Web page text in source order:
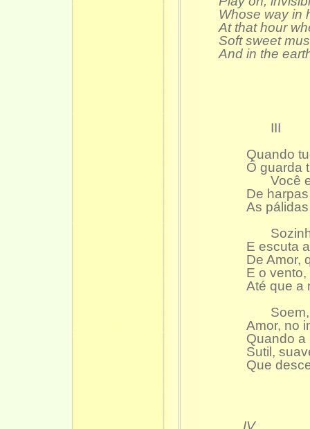
Whose way in
At that hour
Soft sweet
And in the
III
Quando
Ó guarda
Você
De
As
E escuta
De Amor,
E o
Até que a
Soem,
Amor, no
Quando a
Sutil,
Que
IV